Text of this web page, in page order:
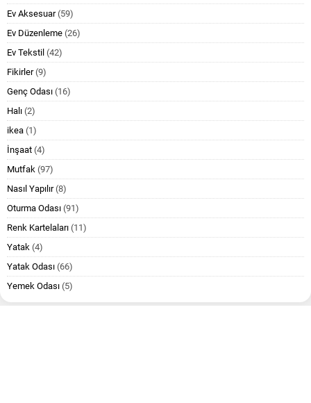
Ev Aksesuar(59)
Ev Düzenleme (26)
Ev Tekstil (42)
Fikirler(9)
Genç Odası (16)
Halı (2)
ikea (1)
İnşaat (4)
Mutfak (97)
Nasıl Yapılır(8)
Oturma Odası (91)
Renk Kartelaları (11)
Yatak (4)
Yatak Odası (66)
Yemek Odası (5)